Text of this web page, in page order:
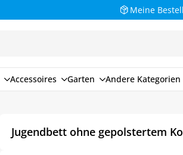
Meine
Accessoires Garten Andere Kategorien
Jugendbett ohne gepolstertem